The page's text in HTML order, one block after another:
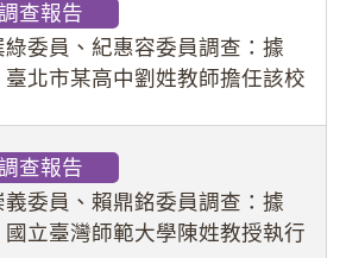
球隊學生等行為，歷經該校校園
處理會議（下
查報告
綠委員、紀惠容委員調查：據
臺北市某高中劉姓教師擔任該校
攝特定樣態性影像並以手機傳送
。該生因畏懼成
查報告
義委員、賴鼎銘委員調查：據
國立臺灣師範大學陳姓教授執行